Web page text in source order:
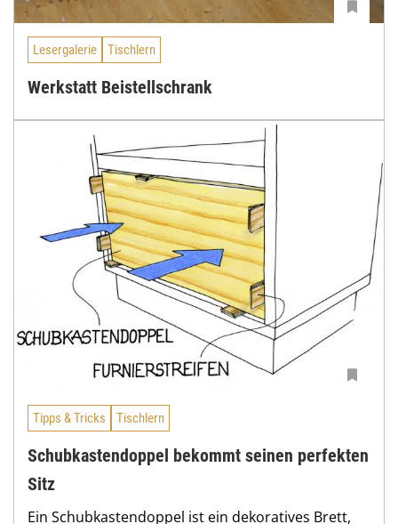
Lesergalerie Tischlern
Werkstatt Beistellschrank
Tipps & Tricks Tischlern
Schubkastendoppel bekommt seinen perfekten
Sitz
Ein Schubkastendoppel ist ein dekoratives Brett,